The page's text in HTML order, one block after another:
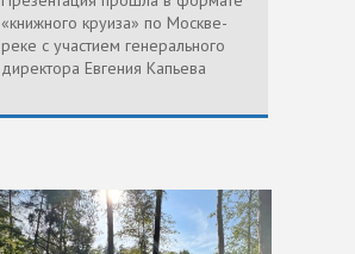
«книжного круиза» по Москве-
реке с участием генерального
директора Евгения Капьева